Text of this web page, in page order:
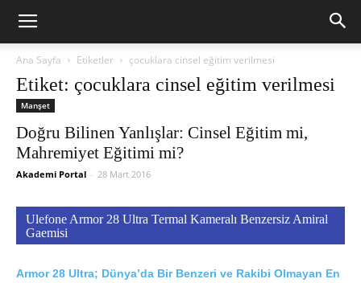
Ana Sayfa Etiketler çocuklara cinsel eğitim verilmesi
Etiket: çocuklara cinsel eğitim verilmesi
Manşet
Doğru Bilinen Yanlışlar: Cinsel Eğitim mi,
Mahremiyet Eğitimi mi?
Akademi Portal - 28 Mart 2016
Ulefone Armor 28 Ultra Termal Kameralı Benzersiz Amiral
Gaemisi
Armor 28 Ultra; Dünya’da Bir Benzeri ve Rakibi Olmayan En